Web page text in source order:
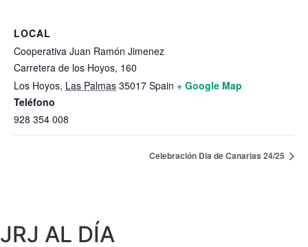
LOCAL
Cooperativa Juan Ramón Jimenez
Carretera de los Hoyos, 160
Los Hoyos, Las Palmas 35017 Spain + Google Map
Teléfono
928 354 008
Celebración Dia de Canarias 24/25
JRJ AL DÍA